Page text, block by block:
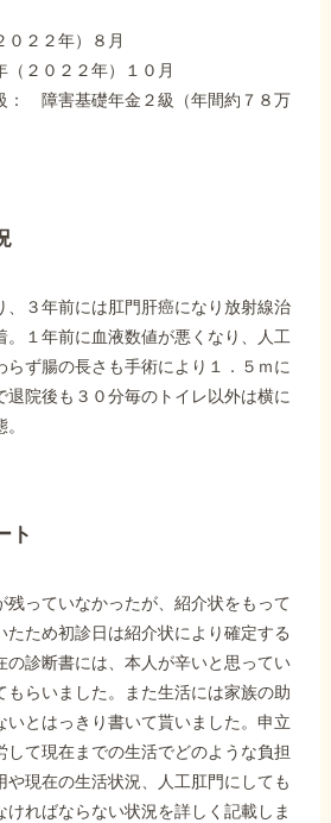
お手紙
3797
日9:00~18:00
２２年）８月
２０２２年）１０月
： 障害基礎年金２級（年間約７８万
、３年前には肛門肝癌になり放射線治
。１年前に血液数値が悪くなり、人工
らず腸の長さも手術により１．５ｍに
退院後も３０分毎のトイレ以外は横に
ト
残っていなかったが、紹介状をもって
たため初診日は紹介状により確定する
の診断書には、本人が辛いと思ってい
もらいました。また生活には家族の助
いとはっきり書いて貰いました。申立
して現在までの生活でどのような負担
や現在の生活状況、人工肛門にしても
ければならない状況を詳しく記載しま